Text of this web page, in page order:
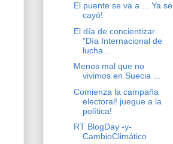
El puente se va a ... Ya se
cayó!
El día de concientizar
"Día Internacional de
lucha...
Menos mal que no
vivimos en Suecia ...
Comienza la campaña
electoral! juegue a la
política!
RT BlogDay -y-
CambioClimático